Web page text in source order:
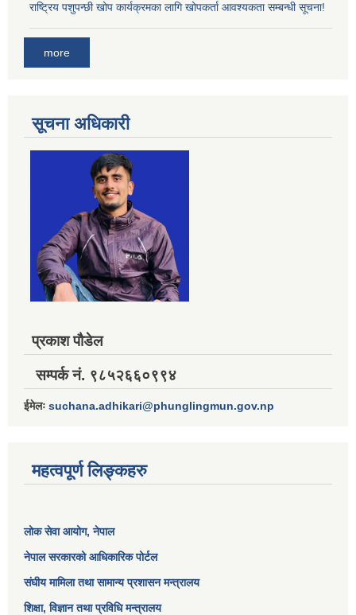
राष्ट्रिय पशुपन्छी खोप कार्यक्रमका लागि खोपकर्ता आवश्यकता सम्बन्धी सूचना!
more
सूचना अधिकारी
प्रकाश पौडेल
सम्पर्क नं. ९८५२६६०९९४
ईमेलः suchana.adhikari@phunglingmun.gov.np
महत्वपूर्ण लिङ्कहरु
लोक सेवा आयोग, नेपाल
नेपाल सरकारको आधिकारिक पोर्टल
संघीय मामिला तथा सामान्य प्रशासन मन्त्रालय
शिक्षा, विज्ञान तथा प्रविधि मन्त्रालय